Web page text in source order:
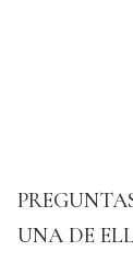
UNA DE